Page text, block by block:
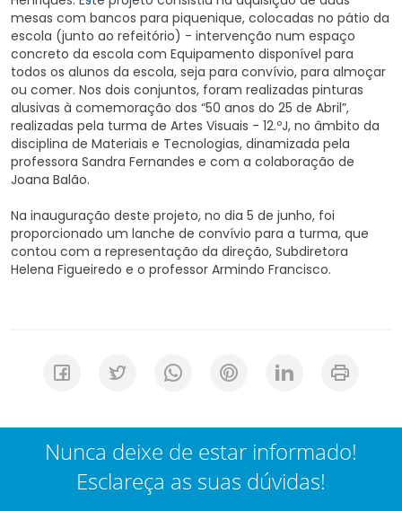
mesas com bancos para piquenique, colocadas no pátio da
escola (junto ao refeitório) - intervenção num espaço
concreto da escola com Equipamento disponível para
todos os alunos da escola, seja para convívio, para almoçar
ou comer. Nos dois conjuntos, foram realizadas pinturas
alusivas à comemoração dos “50 anos do 25 de Abril”,
realizadas pela turma de Artes Visuais - 12.ºJ, no âmbito da
disciplina de Materiais e Tecnologias, dinamizada pela
professora Sandra Fernandes e com a colaboração de
Joana Balão.
Na inauguração deste projeto, no dia 5 de junho, foi
proporcionado um lanche de convívio para a turma, que
contou com a representação da direção, Subdiretora
Helena Figueiredo e o professor Armindo Francisco.
Nunca deixe de estar informado!
Esclareça as suas dúvidas!